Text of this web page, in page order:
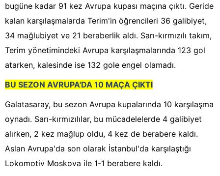
bugüne kadar 91 kez Avrupa kupası maçına çıktı. Geride
kalan karşılaşmalarda Terim'in öğrencileri 36 galibiyet,
34 mağlubiyet ve 21 beraberlik aldı. Sarı-kırmızılı takım,
Terim yönetimindeki Avrupa karşılaşmalarında 123 gol
atarken, kalesinde ise 132 gole engel olamadı.
BU SEZON AVRUPA'DA 10 MAÇA ÇIKTI
Galatasaray, bu sezon Avrupa kupalarında 10 karşılaşma
oynadı. Sarı-kırmızılılar, bu mücadelelerde 4 galibiyet
alırken, 2 kez mağlup oldu, 4 kez de berabere kaldı.
Aslan Avrupa'da son olarak İstanbul'da karşılaştığı
Lokomotiv Moskova ile 1-1 berabere kaldı.